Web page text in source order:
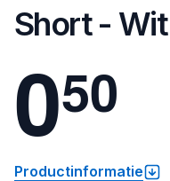
Short - Wit
050
Productinformatie